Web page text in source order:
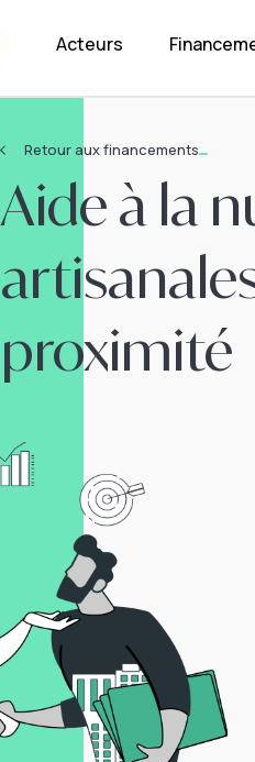
Acteurs
Retour aux financements
Aide à la
proximité